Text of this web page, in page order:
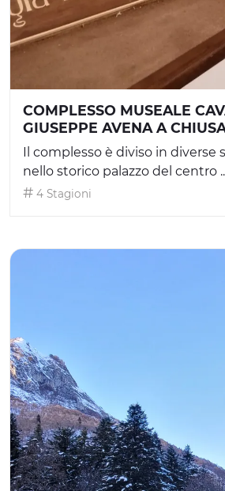
COMPLESSO MUSEALE
GIUSEPPE AVENA A
Il complesso è diviso in diverse
nello storico palazzo del centro
4 Stagioni